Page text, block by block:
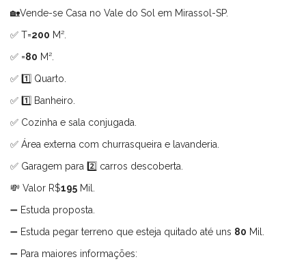
🏡Vende-se Casa no Vale do Sol em Mirassol-SP.
✅ T=200 M².
✅ =80 M².
✅ 1️⃣ Quarto.
✅ 1️⃣ Banheiro.
✅ Cozinha e sala conjugada.
✅ Área externa com churrasqueira e lavanderia.
✅ Garagem para 2️⃣ carros descoberta.
💸 Valor R$195 Mil.
➖ Estuda proposta.
➖ Estuda pegar terreno que esteja quitado até uns 80 Mil.
➖ Para maiores informações: